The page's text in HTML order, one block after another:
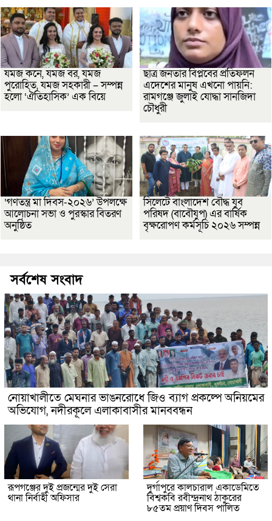
যমজ কনে, যমজ বর, যমজ
পুরোহিত, যমজ সহকারী – সম্পন্ন
হলো ‘ঐতিহাসিক’ এক বিয়ে
ছাত্র জনতার বিপ্লবের প্রতিফলন
এদেশের মানুষ এখনো পায়নি:
রামগঞ্জে জুলাই যোদ্ধা সানজিদা
চৌধুরী
‘গণতন্ত্র মা দিবস-২০২৬’ উপলক্ষে
আলোচনা সভা ও পুরস্কার বিতরণ
অনুষ্ঠিত
সিলেটে বাংলাদেশ বৌদ্ধ যুব
পরিষদ (বাবৌযুপ) এর বার্ষিক
বৃক্ষরোপণ কর্মসূচি ২০২৬ সম্পন্ন
সর্বশেষ সংবাদ
নোয়াখালীতে মেঘনার ভাঙনরোধে জিও ব্যাগ প্রকল্পে অনিয়মের
অভিযোগ, নদীরকূলে এলাকাবাসীর মানববন্ধন
রূপগঞ্জের দুই প্রজন্মের দুই সেরা
থানা নির্বাহী অফিসার
দুর্গাপুরে কালচারাল একাডেমিতে
বিশ্বকবি রবীন্দ্রনাথ ঠাকুরের
৮৫তম প্রয়াণ দিবস পালিত